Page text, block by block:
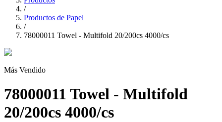
/
Productos de Papel
/
78000011 Towel - Multifold 20/200cs 4000/cs
Más Vendido
78000011 Towel - Multifold
20/200cs 4000/cs